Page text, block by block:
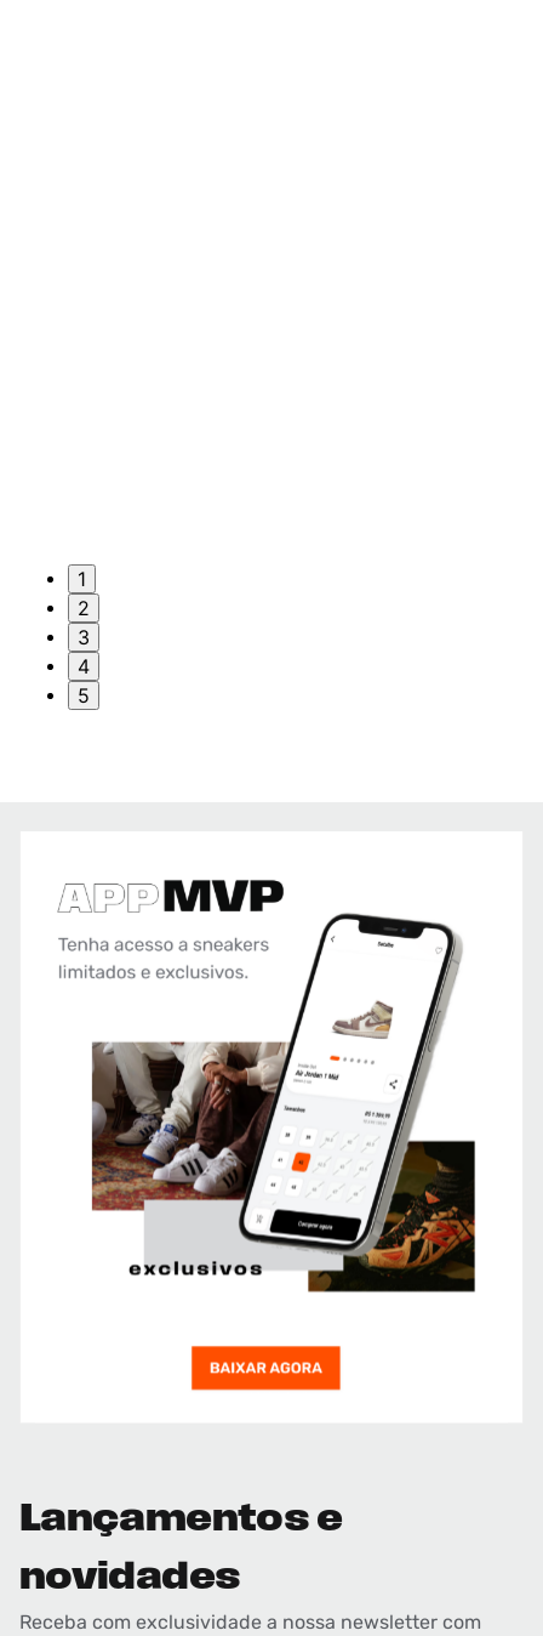
1
2
3
4
5
Lançamentos e
novidades
Receba com exclusividade a nossa newsletter com